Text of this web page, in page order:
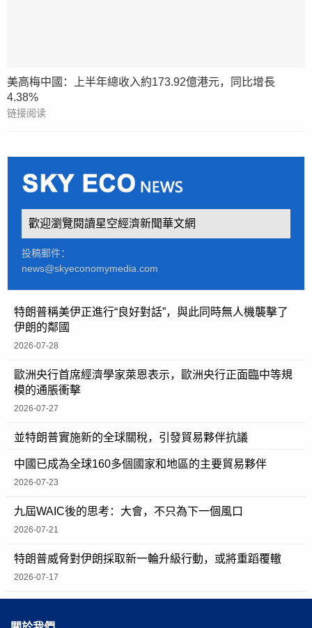
美高梅中國：上半年總收入約173.92億港元，同比增長
4.38%
链接阅读
歡迎瀏覽閱讀星空經濟新聞華文網
投稿郵件：
news@skyeconomymedia.com
特朗普稱美伊正進行“良好對話”，與此同時無人機襲擊了
伊朗的鄰國
2026-07-28
歐洲央行首席經濟學家萊恩表示，歐洲央行正面臨中等規
模的通脹衝擊
2026-07-27
並特朗普實施新的全球關稅，引發貿易夥伴抗議
中國已成為全球160多個國家和地區的主要貿易夥伴
2026-07-23
九屆WAIC後的思考：大會，不只為下一個風口
2026-07-21
特朗普威脅對伊朗採取新一輪升級行動，或將重蹈覆轍
2026-07-17